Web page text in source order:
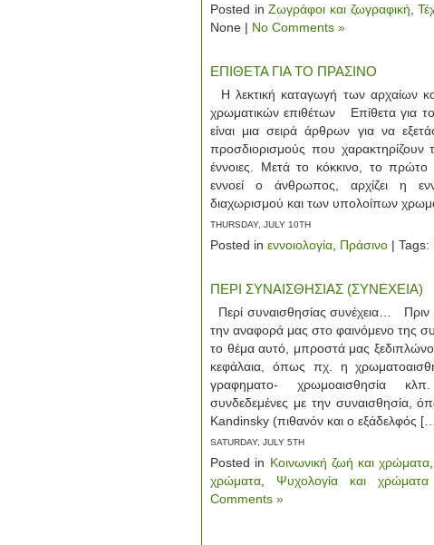
Posted inΖωγράφοι και ζωγραφική ,
None | No Comments »
ΕΠΙΘΕΤΑ ΓΙΑ ΤΟ ΠΡΑΣΙΝΟ
Η λεκτική καταγωγή των αρχαίων
χρωματικών επιθέτων Επίθετα για
είναι μια σειρά άρθρων για να
προσδιορισμούς που χαρακτηρίζουν
έννοιες. Μετά το κόκκινο, το
εννοεί ο άνθρωπος, αρχίζει η
διαχωρισμού και των υπολοίπων
THURSDAY, JULY 10TH
Posted in εννοιολογία Πράσινο | Tags:
ΠΕΡΙ ΣΥΝΑΙΣΘΗΣΙΑΣ (ΣΥΝΕΧΕΙΑ)
Περί συναισθησίας συνέχεια… Πριν
την αναφορά μας στο φαινόμενο της
το θέμα αυτό, μπροστά μας
κεφάλαια, όπως πχ. η
γραφηματο- χρωμοαισθησία
συνδεδεμένες με την συναισθησία,
Kandinsky (πιθανόν και ο εξάδελφός
SATURDAY, JULY 5TH
Posted in Κοινωνική ζωή και χρώματα
χρώματα
Ψυχολογία και χρώματα
Comments »